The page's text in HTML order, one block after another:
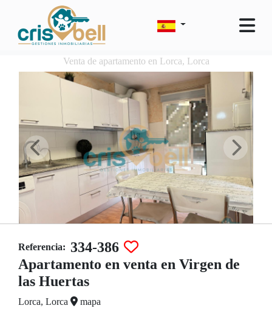
Venta de apartamento en Lorca, Lorca
Referencia: 334-386
Apartamento en venta en Virgen de
las Huertas
Lorca, Lorca mapa